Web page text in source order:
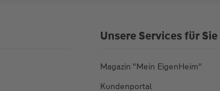
Unsere Services für Sie
Magazin "Mein EigenHeim"
Kundenportal